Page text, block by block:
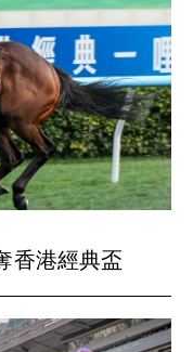
香港經典盃